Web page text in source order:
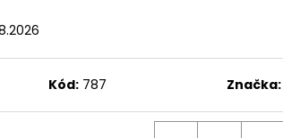
Kód: 787 Značka: